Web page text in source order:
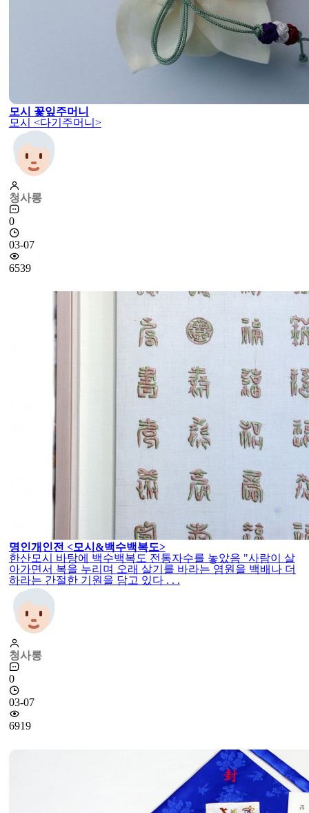
모시 꽃잎주머니
모시 <다기주머니>
청사롱
0
03-07
6539
명인개인전 <모시&백수백복도>
한산모시 바탕에 백수백복도 전통자수를 놓았음 "사람이 살
아가면서 복을 누리며 오래 살기를 바라는 염원을 백배나 더
하라는 간절한 기원을 담고 있다 . . .
청사롱
0
03-07
6919